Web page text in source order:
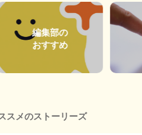
編集部の
おすすめ
スメのストーリーズ